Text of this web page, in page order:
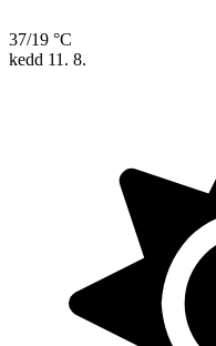
37/19 °C
kedd 11. 8.